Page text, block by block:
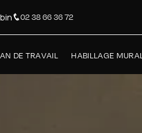
02 38 66 36 72
DE TRAVAIL HABILLAGE MURAL